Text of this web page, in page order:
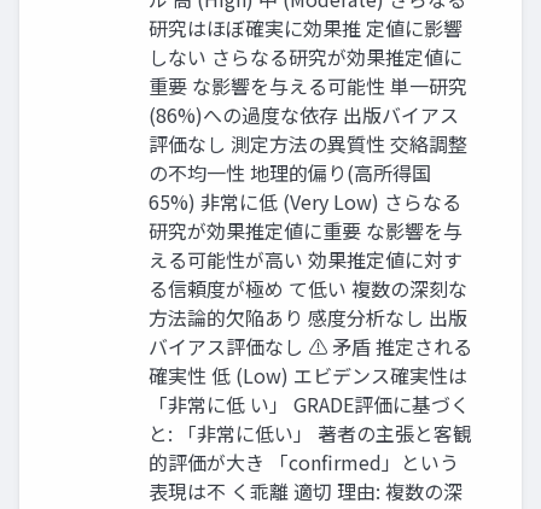
研究はほぼ確実に効果推 定値に影響
しない さらなる研究が効果推定値に
重要 な影響を与える可能性 単一研究
(86%)への過度な依存 出版バイアス
評価なし 測定方法の異質性 交絡調整
の不均一性 地理的偏り(高所得国
65%) 非常に低 (Very Low) さらなる
研究が効果推定値に重要 な影響を与
える可能性が高い 効果推定値に対す
る信頼度が極め て低い 複数の深刻な
方法論的欠陥あり 感度分析なし 出版
バイアス評価なし ⚠ 矛盾 推定される
確実性 低 (Low) エビデンス確実性は
「非常に低 い」 GRADE評価に基づく
と: 「非常に低い」 著者の主張と客観
的評価が大き 「confirmed」という
表現は不 く乖離 適切 理由: 複数の深